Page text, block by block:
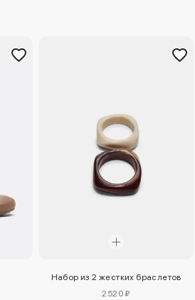
Набор из 2 жестких браслетов
2520 ₽